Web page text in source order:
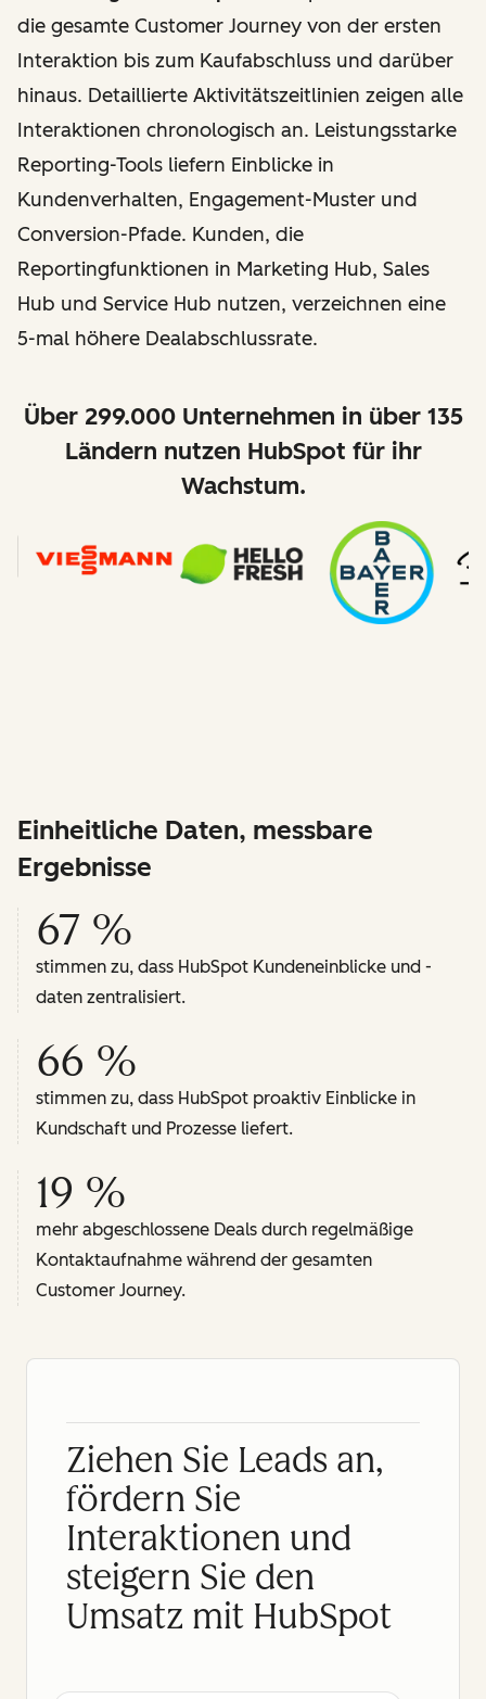
die gesamte Customer Journey von der ersten
Interaktion bis zum Kaufabschluss und darüber
hinaus. Detaillierte Aktivitätszeitlinien zeigen alle
Interaktionen chronologisch an. Leistungsstarke
Reporting-Tools liefern Einblicke in
Kundenverhalten, Engagement-Muster und
Conversion-Pfade. Kunden, die
Reportingfunktionen in Marketing Hub, Sales
Hub und Service Hub nutzen, verzeichnen eine
5-mal höhere Dealabschlussrate.
Über 299.000 Unternehmen in über 135
Ländern nutzen HubSpot für ihr
Wachstum.
Einheitliche Daten, messbare
Ergebnisse
67 %
stimmen zu, dass HubSpot Kundeneinblicke und -
daten zentralisiert.
66 %
stimmen zu, dass HubSpot proaktiv Einblicke in
Kundschaft und Prozesse liefert.
19 %
mehr abgeschlossene Deals durch regelmäßige
Kontaktaufnahme während der gesamten
Customer Journey.
Ziehen Sie Leads an,
fördern Sie
Interaktionen und
steigern Sie den
Umsatz mit HubSpot